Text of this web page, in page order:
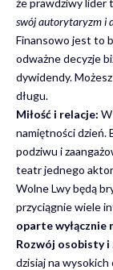
swój autorytaryzm i
Finansowo jest to
odważne decyzje
dywidendy.
długu.
Miłość i relacje:
namiętności dzień.
podziwu i
teatr jednego
Wolne Lwy będą
przyciągnie wiele
oparte wyłącznie
Rozwój osobisty i
dzisiaj na